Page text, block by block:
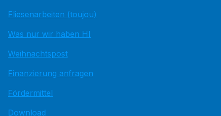
Fliesenarbeiten (toujou)
Was nur wir haben HI
Weihnachtspost
Finanzierung anfragen
Fördermittel
Download